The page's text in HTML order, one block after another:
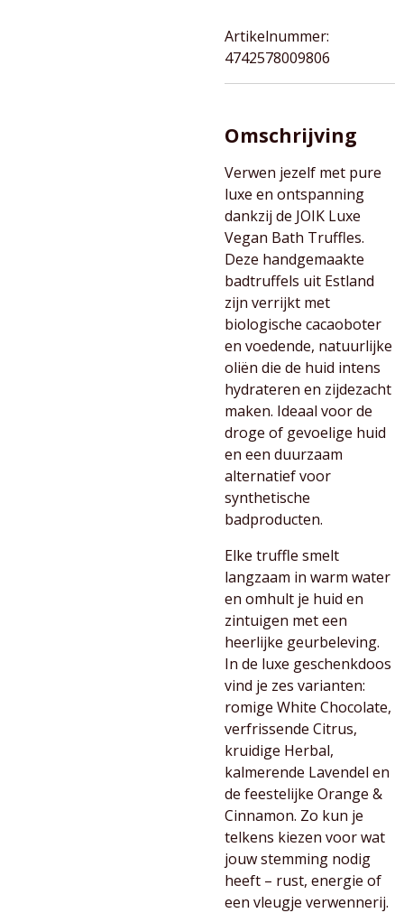
Artikelnummer:
4742578009806
Omschrijving
Verwen jezelf met pure
luxe en ontspanning
dankzij de JOIK Luxe
Vegan Bath Truffles.
Deze handgemaakte
badtruffels uit Estland
zijn verrijkt met
biologische cacaoboter
en voedende, natuurlijke
oliën die de huid intens
hydrateren en zijdezacht
maken. Ideaal voor de
droge of gevoelige huid
en een duurzaam
alternatief voor
synthetische
badproducten.
Elke truffle smelt
langzaam in warm water
en omhult je huid en
zintuigen met een
heerlijke geurbeleving.
In de luxe geschenkdoos
vind je zes varianten:
romige White Chocolate,
verfrissende Citrus,
kruidige Herbal,
kalmerende Lavendel en
de feestelijke Orange &
Cinnamon. Zo kun je
telkens kiezen voor wat
jouw stemming nodig
heeft – rust, energie of
een vleugje verwennerij.